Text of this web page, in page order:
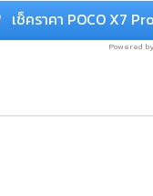
เช็คราคา POCO X7 Pro
Powered